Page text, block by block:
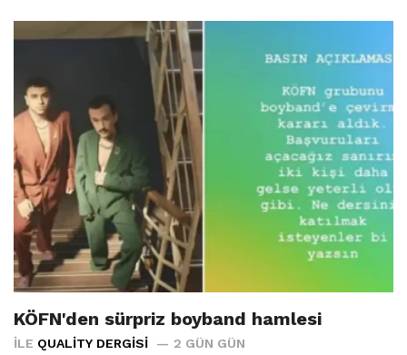
KÖFN'den sürpriz boyband hamlesi
İLE QUALITY DERGISI 2 GÜN GÜN